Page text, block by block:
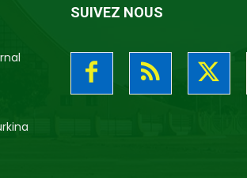
SUIVEZ NOUS